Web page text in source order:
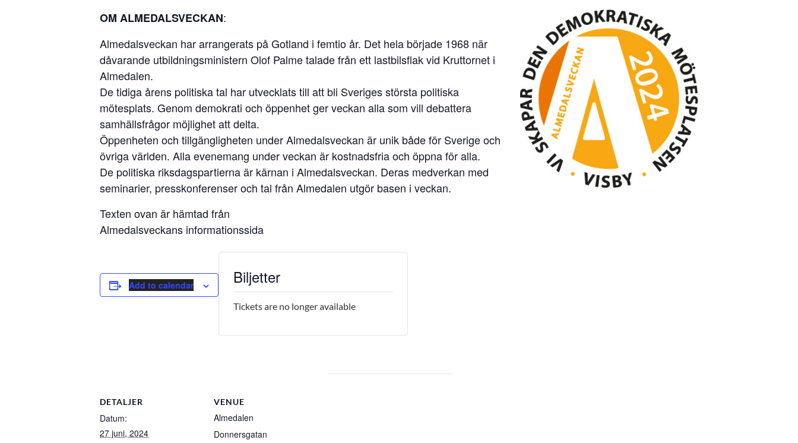
OM ALMEDALSVECKAN:
Almedalsveckan har arrangerats på Gotland i femtio år. Det hela började 1968 när
dåvarande utbildningsministern Olof Palme talade från ett lastbilsflak vid Kruttornet i
Almedalen.
De tidiga årens politiska tal har utvecklats till att bli Sveriges största politiska
mötesplats. Genom demokrati och öppenhet ger veckan alla som vill debattera
samhällsfrågor möjlighet att delta.
Öppenheten och tillgängligheten under Almedalsveckan är unik både för Sverige och
övriga världen. Alla evenemang under veckan är kostnadsfria och öppna för alla.
De politiska riksdagspartierna är kärnan i Almedalsveckan. Deras medverkan med
seminarier, presskonferenser och tal från Almedalen utgör basen i veckan.
Texten ovan är hämtad från
Almedalsveckans informationssida
Add to calendar
DETALJER
Datum:
27 juni, 2024
VENUE
Almedalen
Donnersgatan
Biljetter
Tickets are no longer available